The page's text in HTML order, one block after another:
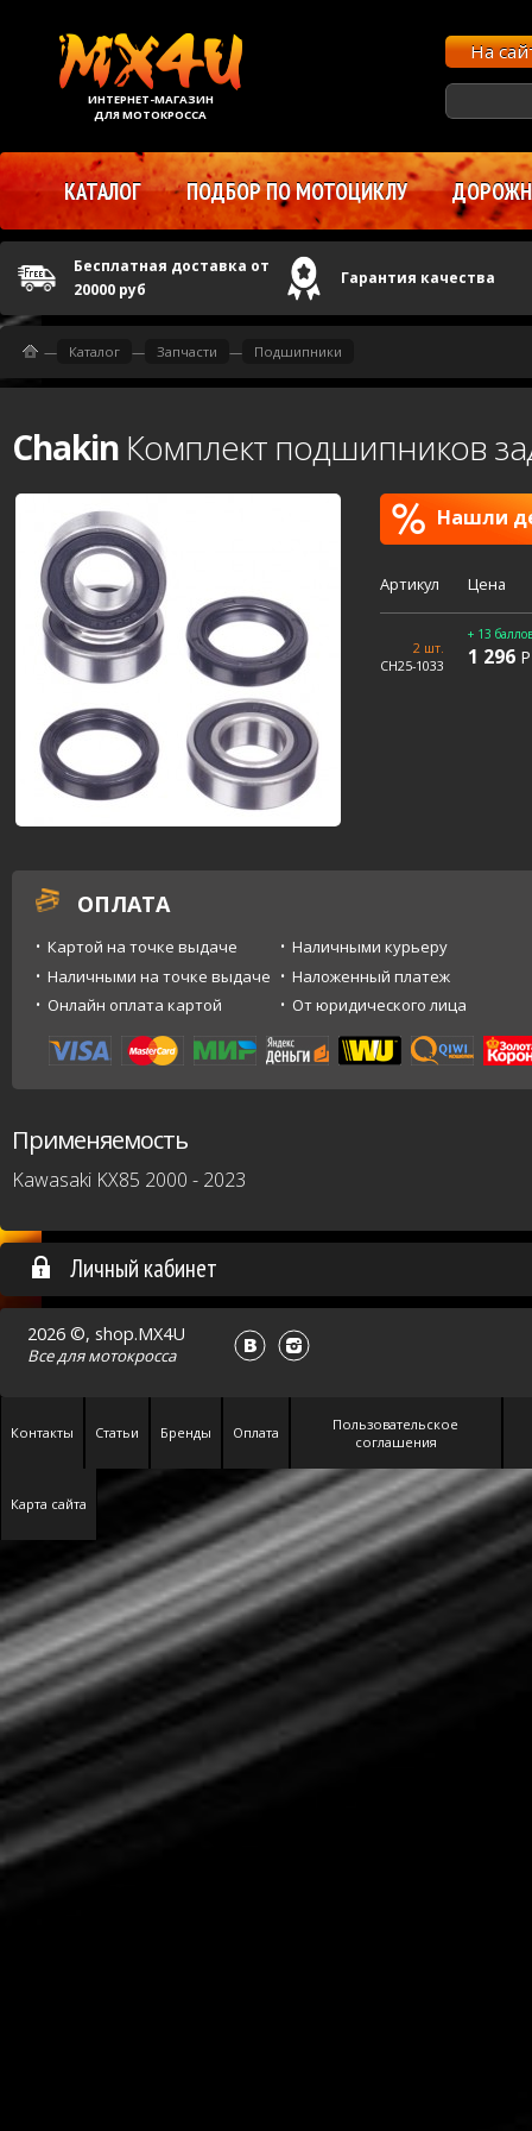
Chakin Комплект подшипников
Нашли
Артикул Цена
2 шт.
CH25-1033
+ 13
1 296 Р
ОПЛАТА
Картой на точке выдаче
Наличными курьеру
Наличными на точке выдаче
Наложенный платеж
Онлайн оплата картой
От юридического лица
Применяемость
Kawasaki KX85 2000 - 2023
— Каталог — Запчасти — Подшипники
ИНТЕРНЕТ-МАГАЗИН
ДЛЯ МОТОКРОССА
На
КАТАЛОГ ПОДБОР ПО МОТОЦИКЛУ
Бесплатная доставка от
20000 руб
Гарантия качества
Личный кабинет
2026 ©, shop.MX4U
Все длямотокросса
Контакты Статьи Бренды Оплата
Пользовательское
соглашения
Карта сайта